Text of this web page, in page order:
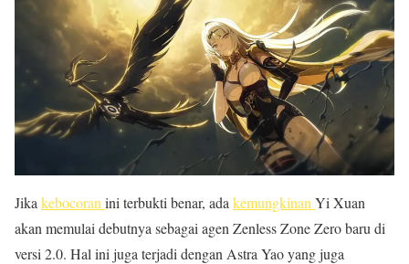
Jika kebocoran ini terbukti benar, ada kemungkinan Yi Xuan
akan memulai debutnya sebagai agen Zenless Zone Zero baru di
versi 2.0. Hal ini juga terjadi dengan Astra Yao yang juga